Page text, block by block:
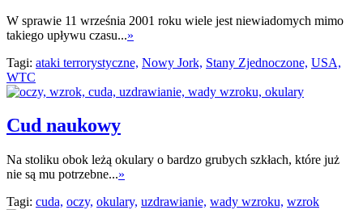
W sprawie 11 września 2001 roku wiele jest niewiadomych mimo
takiego upływu czasu...»
Tagi: ataki terrorystyczne, Nowy Jork, Stany Zjednoczone, USA,
WTC
Cud naukowy
Na stoliku obok leżą okulary o bardzo grubych szkłach, które już
nie są mu potrzebne...»
Tagi: cuda, oczy, okulary, uzdrawianie, wady wzroku, wzrok